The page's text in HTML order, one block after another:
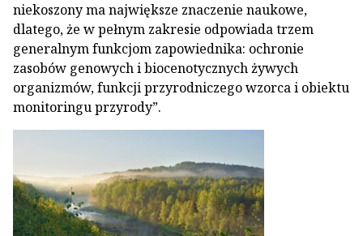
niekoszony ma największe znaczenie naukowe,
dlatego, że w pełnym zakresie odpowiada trzem
generalnym funkcjom zapowiednika: ochronie
zasobów genowych i biocenotycznych żywych
organizmów, funkcji przyrodniczego wzorca i obiektu
monitoringu przyrody”.